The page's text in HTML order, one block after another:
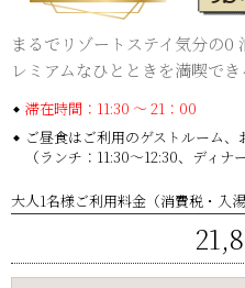
まるでリゾートステイ気分の0
レミアムなひとときを満喫で
滞在時間：11:30 ～ 21：00
ご昼食はご利用のゲストルーム、
（ランチ：11:30～12:30、ディナ
大人1名様ご利用料金（消費税・入湯